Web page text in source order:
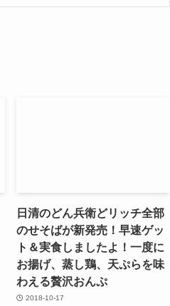
日清のどん兵衛どリッチ全部
のせそばが新発売！早速ゲッ
ト＆実食しましたよ！一度に
お揚げ、蒸し鶏、天ぷらを味
わえる贅沢おんぷ
2018-10-17